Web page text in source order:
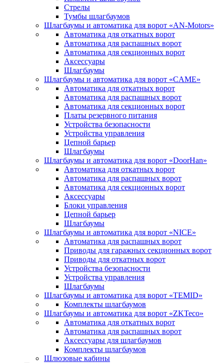
Стрелы
Тумбы шлагбаумов
Шлагбаумы и автоматика для ворот «AN-Motors»
Автоматика для откатных ворот
Автоматика для распашных ворот
Автоматика для секционных ворот
Аксессуары
Шлагбаумы
Шлагбаумы и автоматика для ворот «CAME»
Автоматика для откатных ворот
Автоматика для распашных ворот
Автоматика для секционных ворот
Платы резервного питания
Устройства безопасности
Устройства управления
Цепной барьер
Шлагбаумы
Шлагбаумы и автоматика для ворот «DoorHan»
Автоматика для откатных ворот
Автоматика для распашных ворот
Автоматика для секционных ворот
Аксессуары
Блоки управления
Цепной барьер
Шлагбаумы
Шлагбаумы и автоматика для ворот «NICE»
Автоматика для распашных ворот
Приводы для гаражных секционных ворот
Приводы для откатных ворот
Устройства безопасности
Устройства управления
Шлагбаумы
Шлагбаумы и автоматика для ворот «TEMID»
Комплекты шлагбаумов
Шлагбаумы и автоматика для ворот «ZKTeco»
Автоматика для откатных ворот
Автоматика для распашных ворот
Аксессуары для шлагбаумов
Комплекты шлагбаумов
Шлюзовые кабины